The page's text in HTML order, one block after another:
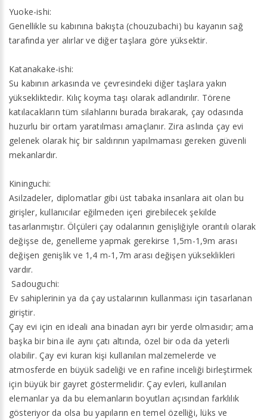
Yuoke-ishi:
Genellikle su kabınına bakışta (chouzubachi) bu kayanın sağ
tarafında yer alırlar ve diğer taşlara göre yüksektir.
Katanakake-ishi:
Su kabının arkasında ve çevresindeki diğer taşlara yakın
yüksekliktedir. Kılıç koyma taşı olarak adlandırılır. Törene
katılacakların tüm silahlarını burada bırakarak, çay odasında
huzurlu bir ortam yaratılması amaçlanır. Zira aslında çay evi
gelenek olarak hiç bir saldırının yapılmaması gereken güvenli
mekanlardır.
Kininguchi:
Asilzadeler, diplomatlar gibi üst tabaka insanlara ait olan bu
girişler, kullanıcılar eğilmeden içeri girebilecek şekilde
tasarlanmıştır. Ölçüleri çay odalarının genişliğiyle orantılı olarak
değişse de, genelleme yapmak gerekirse 1,5m-1,9m arası
değişen genişlik ve 1,4 m-1,7m arası değişen yükseklikleri
vardır.
Sadouguchi:
Ev sahiplerinin ya da çay ustalarının kullanması için tasarlanan
giriştir.
Çay evi için en ideali ana binadan ayrı bir yerde olmasıdır; ama
başka bir bina ile aynı çatı altında, özel bir oda da yeterli
olabilir. Çay evi kuran kişi kullanılan malzemelerde ve
atmosferde en büyük sadeliği ve en rafine inceliği birleştirmek
için büyük bir gayret göstermelidir. Çay evleri, kullanılan
elemanlar ya da bu elemanların boyutları açısından farklılık
gösteriyor da olsa bu yapıların en temel özelliği, lüks ve